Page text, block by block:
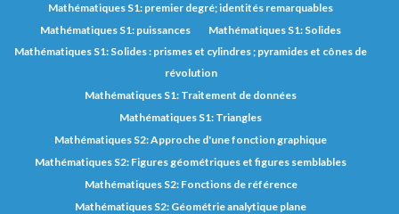
Mathématiques S1: premier degré; identités remarquables
Mathématiques S1: puissances
Mathématiques S1: Solides
Mathématiques S1: Solides : prismes et cylindres ; pyramides et cônes de
révolution
Mathématiques S1: Traitement de données
Mathématiques S1: Triangles
Mathématiques S2: Approche d'une fonction graphique
Mathématiques S2: Figures géométriques et figures semblables
Mathématiques S2: Fonctions de référence
Mathématiques S2: Géométrie analytique plane